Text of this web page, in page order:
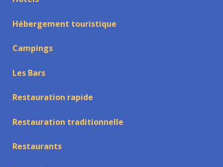
Hébergement touristique
Campings
Les Bars
Restauration rapide
Restauration traditionnelle
Restaurants